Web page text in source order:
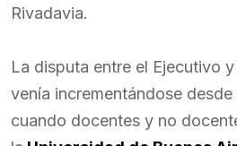
Rivadavia.
La disputa entre el Ejecutivo
venía incrementándose
cuando docentes y no